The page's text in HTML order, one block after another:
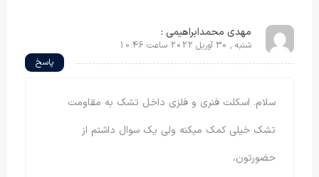
مهدی محمدابراهیمی :
شنبه , 30 آوریل 2022 ساعت 10:46
پاسخ
سلام. اسکلت فنری و فلزی داخل تشک به مقاومت
تشک خیلی کمک میکنه ولی یک سوال داشتم از
حضورتون،